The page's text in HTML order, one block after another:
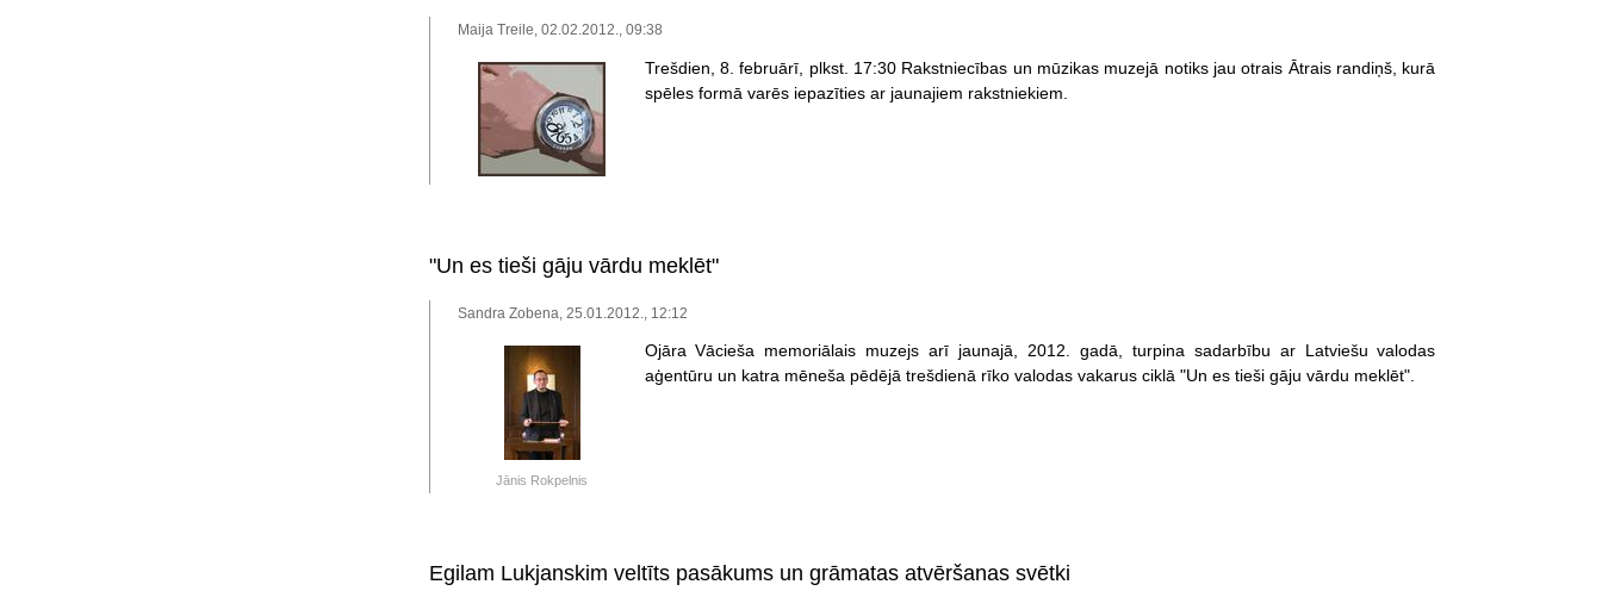
Maija Treile, 02.02.2012., 09:38
Trešdien, 8. februārī, plkst. 17:30 Rakstniecības un mūzikas muzejā notiks jau otrais Ātrais randiņš, kurā
spēles formā varēs iepazīties ar jaunajiem rakstniekiem.
"Un es tieši gāju vārdu meklēt"
Sandra Zobena, 25.01.2012., 12:12
Jānis Rokpelnis
Ojāra Vācieša memoriālais muzejs arī jaunajā, 2012. gadā, turpina sadarbību ar Latviešu valodas
aģentūru un katra mēneša pēdējā trešdienā rīko valodas vakarus ciklā "Un es tieši gāju vārdu meklēt".
Egilam Lukjanskim veltīts pasākums un grāmatas atvēršanas svētki